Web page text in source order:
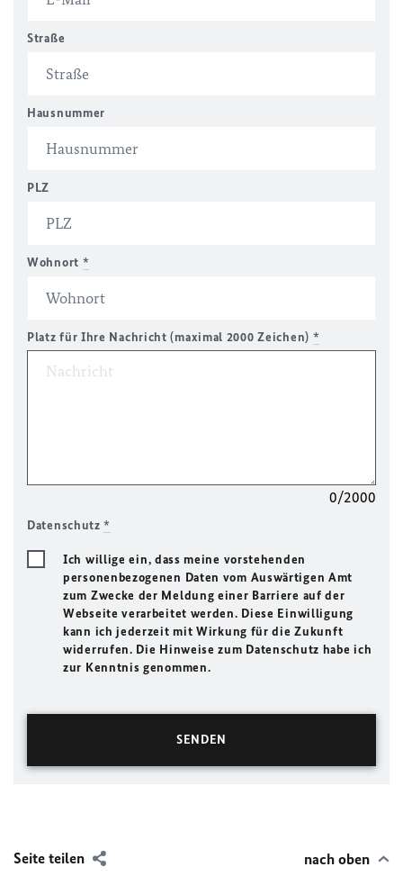
Straße
Hausnummer
PLZ
Wohnort *
Platz für Ihre Nachricht (maximal 2000 Zeichen) *
0/2000
Datenschutz*
Ich willige ein, dass meine vorstehenden
personenbezogenen Daten vom Auswärtigen Amt
zum Zwecke der Meldung einer Barriere auf der
Webseite verarbeitet werden. Diese Einwilligung
kann ich jederzeit mit Wirkung für die Zukunft
widerrufen. Die Hinweise zum Datenschutz habe ich
zur Kenntnis genommen.
Seite teilen nach oben